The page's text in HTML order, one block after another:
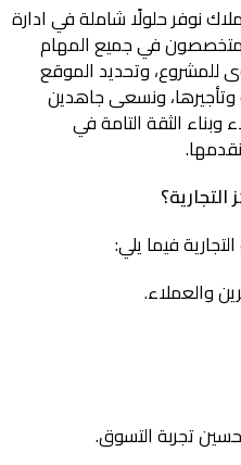
نوفر حلولًا شاملة في ادارة
متخصصون في جميع المهام
للمشروع، وتحديد الموقع
وتأجيرها، ونسعى جاهدين
وبناء الثقة التامة في
؟
فيما يلي:
والعملاء.
تجربة التسوق.